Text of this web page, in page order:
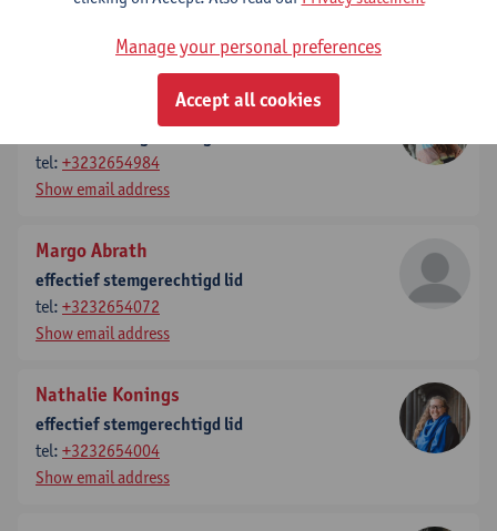
Show email address
tel: +3232654984
Show email address
Margo Abrath
effectief stemgerechtigd lid
tel: +3232654072
Show email address
Nathalie Konings
effectief stemgerechtigd lid
tel: +3232654004
Show email address
Manage your personal preferences
Accept all cookies